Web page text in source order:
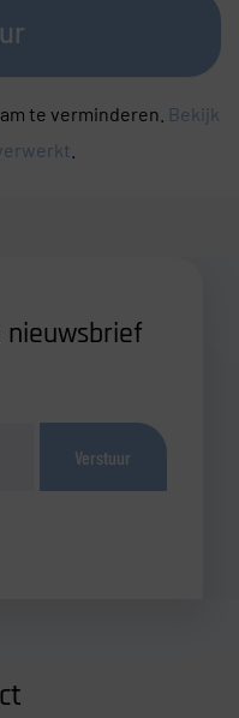
te verminderen. Bekijk
nieuwsbrief
Verstuur